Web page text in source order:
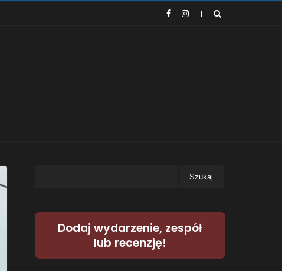
Dodaj wydarzenie, zespół
lub recenzję!